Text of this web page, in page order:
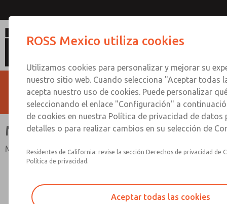
MD3 y MD4
MD3 y MD4
ROSS Mexico utiliza cookies
Utilizamos cookies para personalizar y mejorar su
nuestro sitio web. Cuando selecciona "Aceptar todas
acepta nuestro uso de cookies. Puede personalizar
seleccionando el enlace "Configuración" a
de cookies en nuestra Política de privacidad de datos
detalles o para realizar cambios en su selección de
Residentes de California: revise la sección Derechos de privacidad de
Política de privacidad.
Aceptar todas las cookies